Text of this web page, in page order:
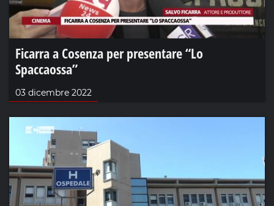
Ficarra a Cosenza per presentare “Lo
Spaccaossa”
03 dicembre 2022